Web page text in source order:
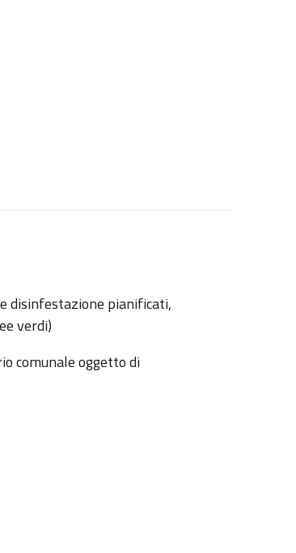
disinfestazione pianificati,
verdi)
comunale oggetto di